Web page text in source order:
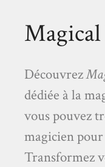
Découvrez
dédiée à la
vous pouvez
magicien
Transformez